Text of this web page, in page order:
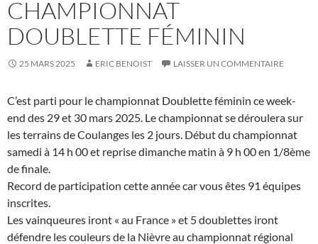
CHAMPIONNAT
DOUBLETTE FÉMININ
25 MARS 2025 ERIC BENOIST LAISSER UN COMMENTAIRE
C’est parti pour le championnat Doublette féminin ce week-
end des 29 et 30 mars 2025. Le championnat se déroulera sur
les terrains de Coulanges les 2 jours. Début du championnat
samedi à 14 h 00 et reprise dimanche matin à 9 h 00 en 1/8ème
de finale.
Record de participation cette année car vous êtes 91 équipes
inscrites.
Les vainqueures iront « au France » et 5 doublettes iront
défendre les couleurs de la Nièvre au championnat régional